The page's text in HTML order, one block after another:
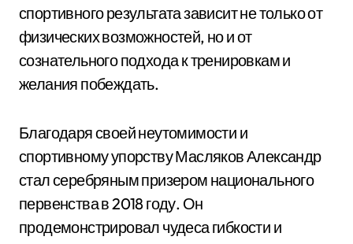
спортивного результата зависит не только от
физических возможностей, но и от
сознательного подхода к тренировкам и
желания побеждать.
Благодаря своей неутомимости и
спортивному упорству Масляков Александр
стал серебряным призером национального
первенства в 2018 году. Он
продемонстрировал чудеса гибкости и